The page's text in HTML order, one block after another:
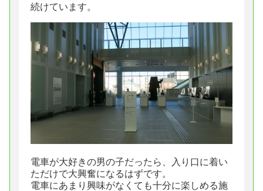
続けています。
電車が大好きの男の子だったら、入り口に着い
ただけで大興奮になるはずです。
電車にあまり興味がなくても十分に楽しめる施